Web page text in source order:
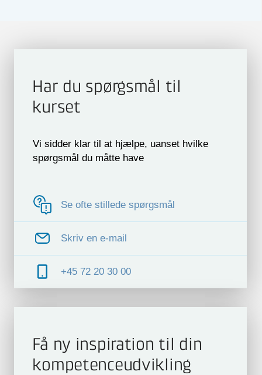
Har du spørgsmål til
kurset
Vi sidder klar til at hjælpe, uanset hvilke
spørgsmål du måtte have
Se ofte stillede spørgsmål
Skriv en e-mail
+45 72 20 30 00
Få ny inspiration til din
kompetence­udvikling